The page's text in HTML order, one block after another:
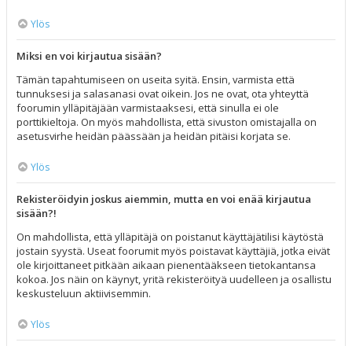
Ylös
Miksi en voi kirjautua sisään?
Tämän tapahtumiseen on useita syitä. Ensin, varmista että
tunnuksesi ja salasanasi ovat oikein. Jos ne ovat, ota yhteyttä
foorumin ylläpitäjään varmistaaksesi, että sinulla ei ole
porttikieltoja. On myös mahdollista, että sivuston omistajalla on
asetusvirhe heidän päässään ja heidän pitäisi korjata se.
Ylös
Rekisteröidyin joskus aiemmin, mutta en voi enää kirjautua
sisään?!
On mahdollista, että ylläpitäjä on poistanut käyttäjätilisi käytöstä
jostain syystä. Useat foorumit myös poistavat käyttäjiä, jotka eivät
ole kirjoittaneet pitkään aikaan pienentääkseen tietokantansa
kokoa. Jos näin on käynyt, yritä rekisteröityä uudelleen ja osallistu
keskusteluun aktiivisemmin.
Ylös